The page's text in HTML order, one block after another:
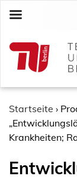
c
Startseite ›
Krankheiten;